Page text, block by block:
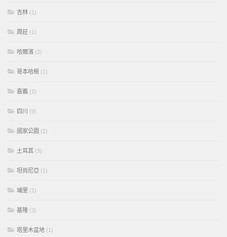
吉林 (1)
周莊 (1)
哈爾濱 (2)
哥本哈根 (1)
嘉義 (2)
四川 (9)
國家公園 (1)
土耳其 (3)
坦尚尼亞 (1)
埔里 (1)
基隆 (3)
塔里木盆地 (1)